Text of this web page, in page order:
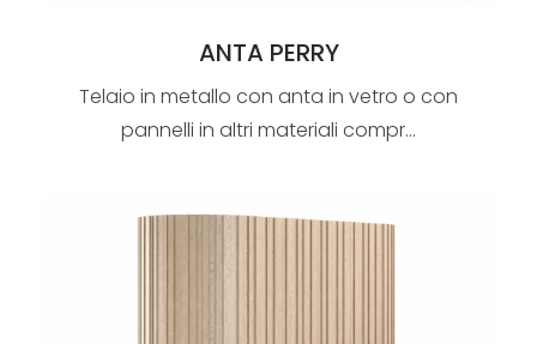
ANTA PERRY
Telaio in metallo con anta in vetro o con
pannelli in altri materiali compr...